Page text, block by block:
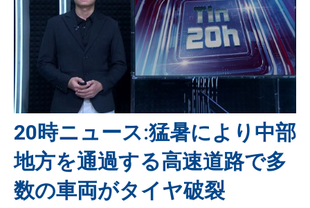
20時ニュース:猛暑により中部
地方を通過する高速道路で多
数の車両がタイヤ破裂